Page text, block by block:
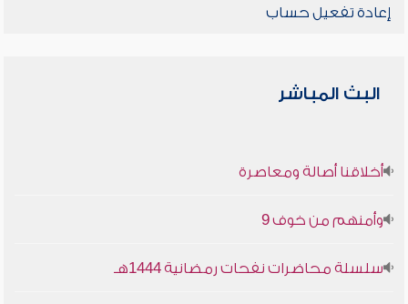
إعادة تفعيل حساب
البث المباشر
أخلاقنا أصالة ومعاصرة
وأمنهم من خوف 9
سلسلة محاضرات نفحات رمضانية 1444هـ